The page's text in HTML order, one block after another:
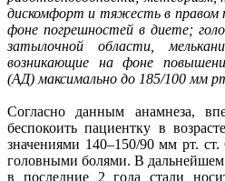
дискомфорт и тяжесть в правом
фоне погрешностей в диете;
затылочной области,
возникающие на фоне
(АД) максимально до 185/100 мм
Согласно данным анамнеза,
беспокоить пациентку в
значениями 140–150/90 мм рт.
головными болями. В
в последние 2 года стали